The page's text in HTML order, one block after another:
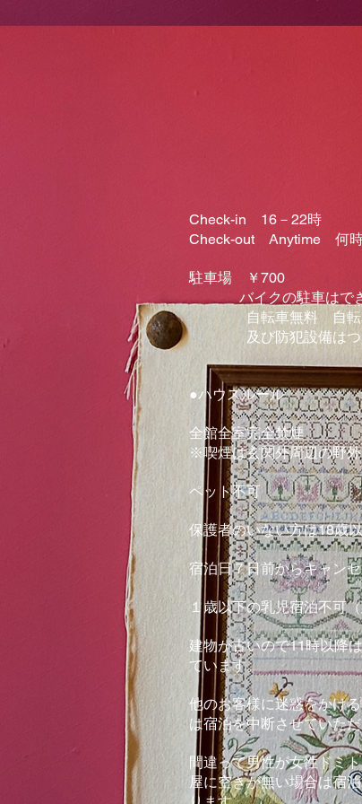
​Check-in 16－22時
​Check-out Anytime 何
駐車場
￥700
バイクの駐車はでき
自転車無料 自転車
及び防犯設備はつい
●ハウスルール
全館全室完全禁煙
※喫煙は玄関外周辺の野
ペット不可
保護者のいない方は18歳
宿泊日７日前からキャン
１歳以下の乳児宿泊不可
建物が古いので11時以降
ています。
他のお客様に迷惑をかけ
は宿泊を中断させていた
間違って男性が女性ドミ
屋に空きが無い場合は宿